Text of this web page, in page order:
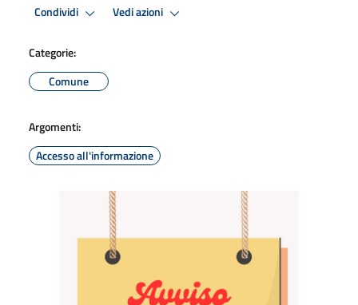
Condividi Vedi azioni
Categorie:
Comune
Argomenti:
Accesso all'informazione